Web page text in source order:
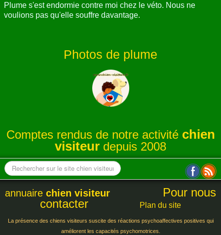
Plume s'est endormie contre moi chez le véto. Nous ne
voulions pas qu'elle souffre davantage.
Photos de plume
Comptes rendus de notre activité chien
visiteur depuis 2008
annuaire chien visiteur
Pour nous
contacter
Plan du site
La présence des chiens visiteurs suscite des réactions psychoaffectives positives qui
améliorent les capacités psychomotrices.